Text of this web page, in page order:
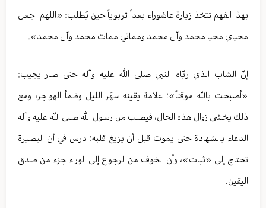
بهذا الفهم تتخذ زيارة عاشوراء بعداً تربوياً حين يُطلب: «اللهم اجعل
محياي محيا محمد وآل محمد ومماتي ممات محمد وآل محمد».
إنّ الشاب الذي ربّاه النبي صلى الله عليه وآله حتى صار يجيب:
«أصبحت بالله موقناً»؛ علامة يقينه سهَر الليل وظمأ الهواجر، ومع
ذلك يخشى زوال هذه الحال، فيطلب من رسول الله صلى الله عليه وآله
الدعاء بالشهادة حتى يموت قبل أن يزيغ قلبه؛ درس في أن البصيرة
تحتاج إلى «ثبات»، وأن الخوف من الرجوع إلى الوراء جزء من صدق
اليقين.